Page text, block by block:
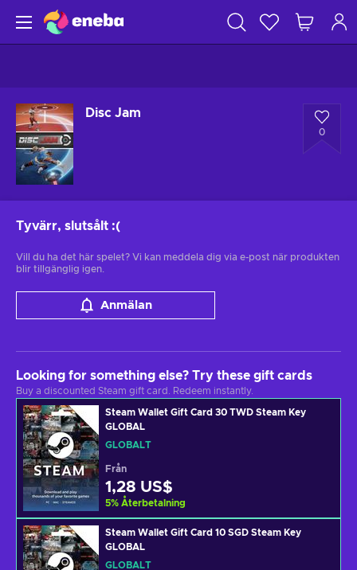
Disc Jam
0
Tyvärr, slutsålt :(
Vill du ha det här spelet? Vi kan meddela dig via e-post när produkten
blir tillgänglig igen.
Anmälan
Looking for something else? Try these gift cards
Buy a discounted Steam gift card. Redeem instantly.
Steam Wallet Gift Card 30 TWD Steam Key
GLOBAL
GLOBALT
Från
1,28 US$
5% Återbetalning
Steam Wallet Gift Card 10 SGD Steam Key
GLOBAL
GLOBALT